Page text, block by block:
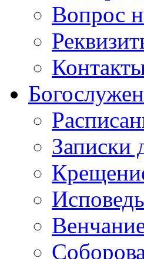
Вопрос
Записки